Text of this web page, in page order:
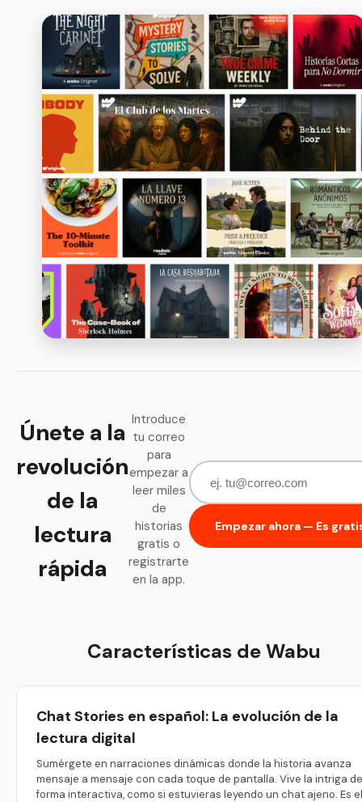
Únete a la
revolución
de la
lectura
rápida
Introduce
tu correo
para
empezar a
leer miles
de
historias
gratis o
registrarte
en la app.
Empezar ahora — Es
Características de Wabu
Chat Stories en español: La evolución de la
lectura digital
Sumérgete en narraciones dinámicas donde la historia avanza
mensaje a mensaje con cada toque de pantalla. Vive la intriga de
forma interactiva, como si estuvieras leyendo un chat ajeno. Es el